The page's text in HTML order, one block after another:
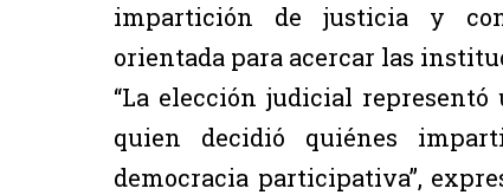
impartición de justicia y
orientada para acercar las
“La elección judicial
quien decidió quiénes
democracia participativa”,